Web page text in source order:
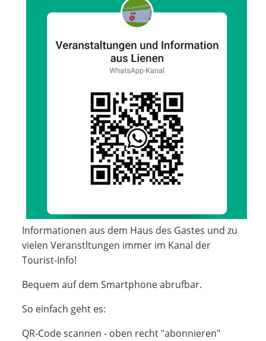
Informationen aus dem Haus des Gastes und zu
vielen Veranstltungen immer im Kanal der
Tourist-Info!
Bequem auf dem Smartphone abrufbar.
So einfach geht es:
QR-Code scannen - oben recht "abonnieren"